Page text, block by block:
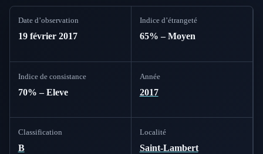
Date d’observation
19 février 2017
Indice d’étrangeté
65% – Moyen
Indice de consistance
70% – Eleve
Année
2017
Classification
B
Localité
Saint-Lambert